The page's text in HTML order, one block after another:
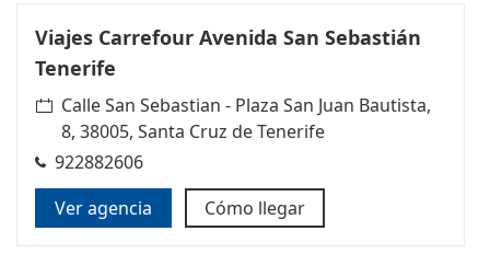
Viajes Carrefour Avenida San Sebastián
Tenerife
Calle San Sebastian - Plaza San Juan Bautista,
8, 38005, Santa Cruz de Tenerife
922882606
Ver agencia
Cómo llegar